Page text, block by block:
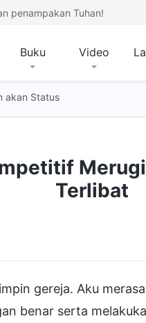
penampakan Tuhan!
Buku Video
akan Status
Terlibat
gereja. Aku
benar serta